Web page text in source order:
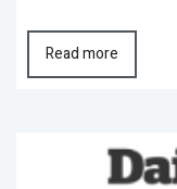
Read more